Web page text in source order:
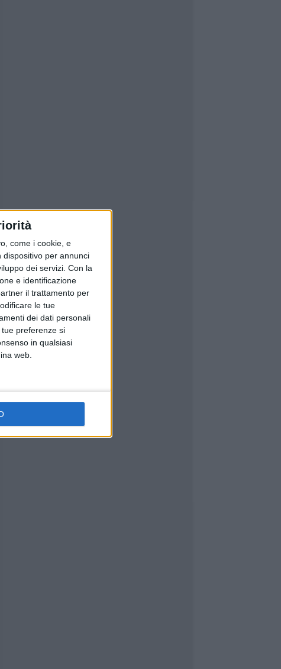
come i cookie, e
per annunci
dei servizi. Con la
e identificazione
il trattamento per
le tue
dei dati personali
preferenze si
in qualsiasi
web.